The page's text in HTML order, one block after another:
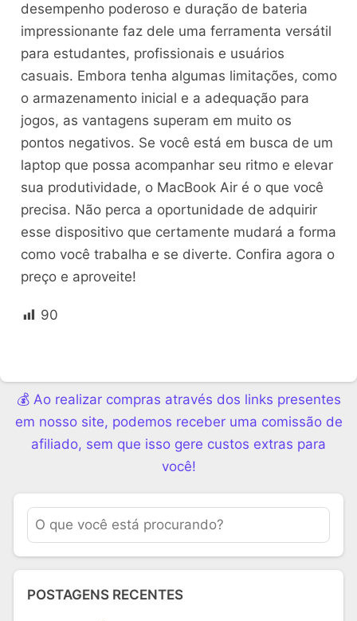
desempenho poderoso e duração de bateria
impressionante faz dele uma ferramenta versátil
para estudantes, profissionais e usuários
casuais. Embora tenha algumas limitações, como
o armazenamento inicial e a adequação para
jogos, as vantagens superam em muito os
pontos negativos. Se você está em busca de um
laptop que possa acompanhar seu ritmo e elevar
sua produtividade, o MacBook Air é o que você
precisa. Não perca a oportunidade de adquirir
esse dispositivo que certamente mudará a forma
como você trabalha e se diverte. Confira agora o
preço e aproveite!
90
💰 Ao realizar compras através dos links presentes
em nosso site, podemos receber uma comissão de
afiliado, sem que isso gere custos extras para
você!
POSTAGENS RECENTES